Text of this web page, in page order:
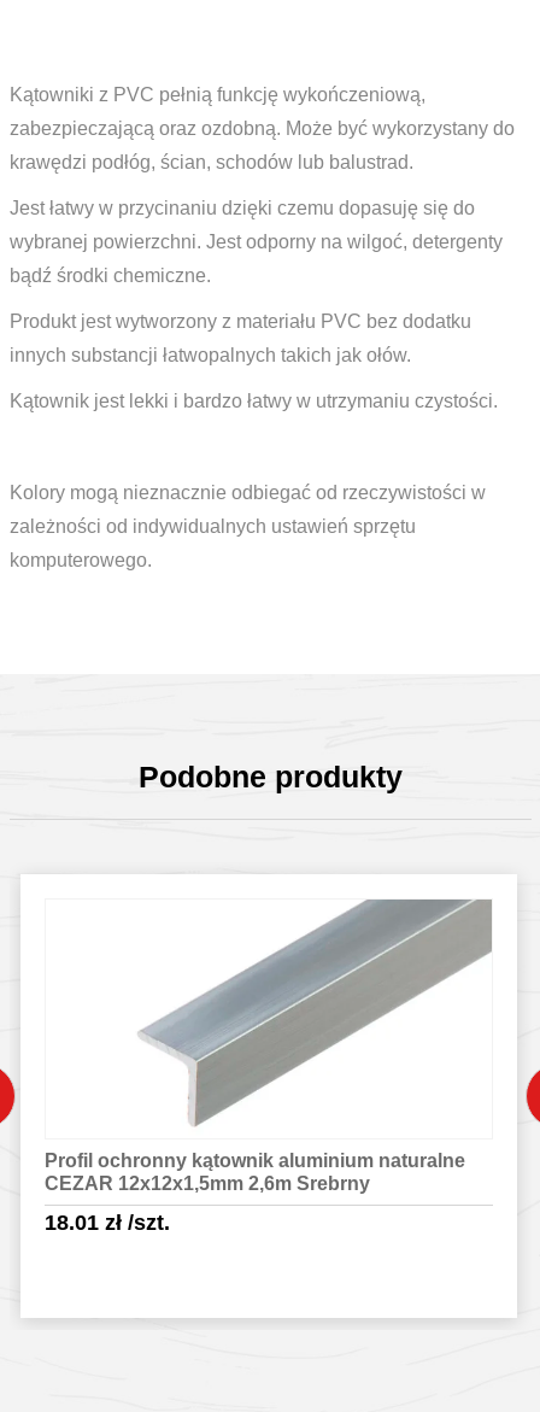
Kątowniki z PVC pełnią funkcję wykończeniową,
zabezpieczającą oraz ozdobną. Może być wykorzystany do
krawędzi podłóg, ścian, schodów lub balustrad.
Jest łatwy w przycinaniu dzięki czemu dopasuję się do
wybranej powierzchni. Jest odporny na wilgoć, detergenty
bądź środki chemiczne.
Produkt jest wytworzony z materiału PVC bez dodatku
innych substancji łatwopalnych takich jak ołów.
Kątownik jest lekki i bardzo łatwy w utrzymaniu czystości.
Kolory mogą nieznacznie odbiegać od rzeczywistości w
zależności od indywidualnych ustawień sprzętu
komputerowego.
Podobne produkty
Profil ochronny kątownik aluminium naturalne
CEZAR 12x12x1,5mm 2,6m Srebrny
18.01 zł/szt.